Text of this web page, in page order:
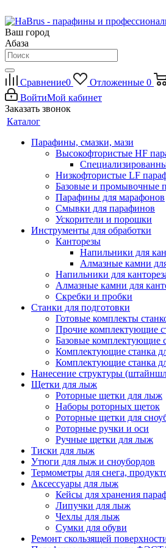
Ваш город
Абаза
Сравнение0 Отложенные 0
ВойтиМой кабинет
Заказать звонок
Каталог
Парафины, смазки, мази
Высокофтористые HF
Низкофтористые LF
Базовые и промывочные
Парафины для марафонов
Смывки для парафинов
Ускорители и порошки
Инструменты для обработки
Канторезы
Напильники для
Алмазные камни
Напильники для
Алмазные камни для
Скребки и пробки
Станки для подготовки
Готовые комплекты
Прочие комплектующие
Базовые комплектующие
Комплектующие станка
Комплектующие станка
Нанесение структуры
Щетки для лыж
Роторные щетки для лыж
Наборы роторных щеток
Роторные щетки для
Роторные ручки и оси
Ручные щетки для лыж
Тиски для лыж
Утюги для лыж и сноубордов
Термометры для снега,
Аксессуары для лыж
Кейсы для хранения
Липучки для лыж
Чехлы для лыж
Сумки для обуви
Ремонт скользящей